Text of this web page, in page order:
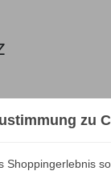
zu
Shoppingerlebnis